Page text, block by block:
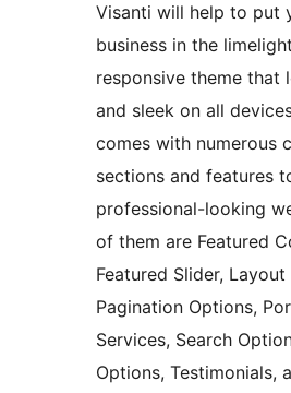
Visanti will help to put
business in the
responsive theme that
and sleek on all
comes with numerous
sections and features
professional-looking
of them are Featured
Featured Slider, Layout
Pagination Options,
Services, Search
Options, Testimonials,